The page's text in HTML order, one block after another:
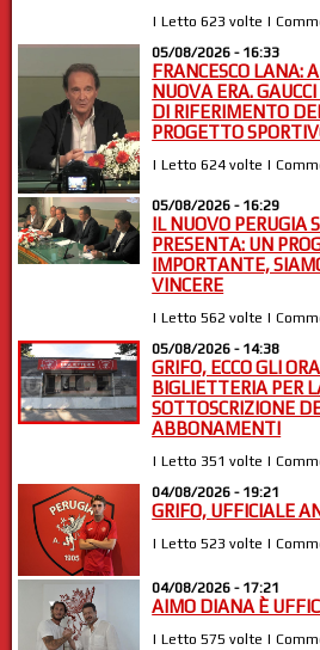
| Letto 623 volte |
05/08/2026 - 16:33
FRANCESCO LANA:
NUOVA ERA.
DI RIFERIMENTO
PROGETTO
| Letto 624 volte |
05/08/2026 - 16:29
IL NUOVO PERUGIA
PRESENTA: UN
IMPORTANTE,
VINCERE
| Letto 562 volte |
05/08/2026 - 14:38
GRIFO, ECCO GLI
BIGLIETTERIA PER
SOTTOSCRIZIONE
ABBONAMENTI
| Letto 351 volte |
04/08/2026 - 19:21
GRIFO, UFFICIALE
| Letto 523 volte |
04/08/2026 - 17:21
AIMO DIANA È
| Letto 575 volte |